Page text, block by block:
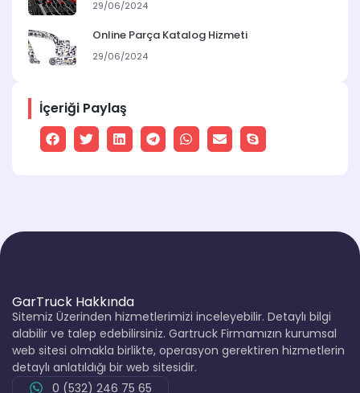
29/06/2024
Online Parça Katalog Hizmeti
29/06/2024
İçeriği Paylaş
GarTruck Hakkında
Sitemiz Üzerinden hizmetlerimizi inceleyebilir. Detaylı bilgi
alabilir ve talep edebilirsiniz. Gartruck Firmamızın kurumsal
web sitesi olmakla birlikte, operasyon gerektiren hizmetlerin
detaylı anlatıldığı bir web sitesidir.
0 (532) 246 75 65